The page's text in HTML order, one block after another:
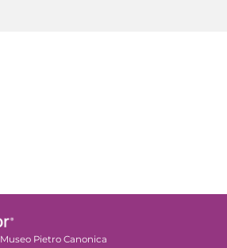
Museo Pietro Canonica